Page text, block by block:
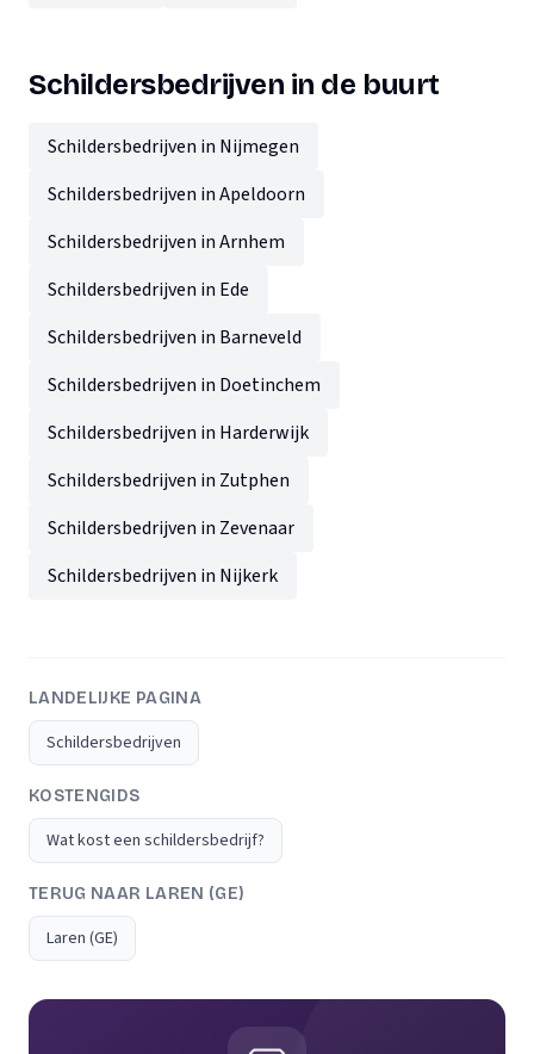
Schildersbedrijven in de buurt
Schildersbedrijven in Nijmegen
Schildersbedrijven in Apeldoorn
Schildersbedrijven in Arnhem
Schildersbedrijven in Ede
Schildersbedrijven in Barneveld
Schildersbedrijven in Doetinchem
Schildersbedrijven in Harderwijk
Schildersbedrijven in Zutphen
Schildersbedrijven in Zevenaar
Schildersbedrijven in Nijkerk
LANDELIJKE PAGINA
Schildersbedrijven
KOSTENGIDS
Wat kost een schildersbedrijf?
TERUG NAAR LAREN (GE)
Laren (GE)